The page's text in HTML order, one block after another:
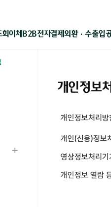
회이체B2B전자결제외환 · 수출입
개인정보
개인정보처리방
개인(신용)정보
영상정보처리
개인정보 열람